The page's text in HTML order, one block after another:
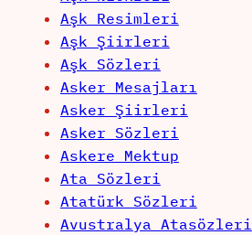
Aşk Resimleri
Aşk Şiirleri
Aşk Sözleri
Asker Mesajları
Asker Şiirleri
Asker Sözleri
Askere Mektup
Ata Sözleri
Atatürk Sözleri
Avustralya Atasözleri